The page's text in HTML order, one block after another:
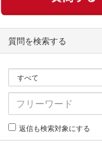
質問を検索する
返信も検索対象にする